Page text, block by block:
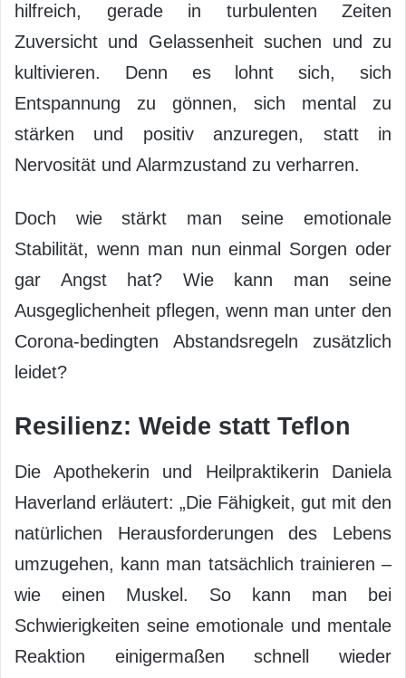
hilfreich, gerade in turbulenten Zeiten
Zuversicht und Gelassenheit suchen und zu
kultivieren. Denn es lohnt sich, sich
Entspannung zu gönnen, sich mental zu
stärken und positiv anzuregen, statt in
Nervosität und Alarmzustand zu verharren.
Doch wie stärkt man seine emotionale
Stabilität, wenn man nun einmal Sorgen oder
gar Angst hat? Wie kann man seine
Ausgeglichenheit pflegen, wenn man unter den
Corona-bedingten Abstandsregeln zusätzlich
leidet?
Resilienz: Weide statt Teflon
Die Apothekerin und Heilpraktikerin Daniela
Haverland erläutert: „Die Fähigkeit, gut mit den
natürlichen Herausforderungen des Lebens
umzugehen, kann man tatsächlich trainieren –
wie einen Muskel. So kann man bei
Schwierigkeiten seine emotionale und mentale
Reaktion einigermaßen schnell wieder